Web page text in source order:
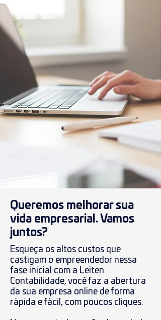
Queremos melhorar sua
vida empresarial. Vamos
juntos?
Esqueça os altos custos que
castigam o empreendedor nessa
fase inicial com a Leiten
Contabilidade, você faz a abertura
da sua empresa online de forma
rápida e fácil, com poucos cliques.